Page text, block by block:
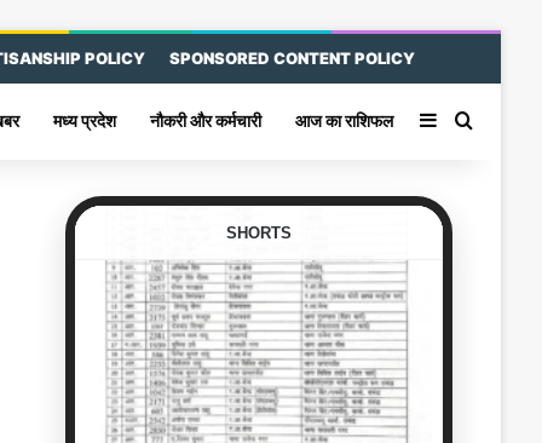
POLICY SPONSORED CONTENT POLICY
मध्य प्रदेश नौकरी और कर्मचारी आज का राशिफल Sidebar
SHORTS